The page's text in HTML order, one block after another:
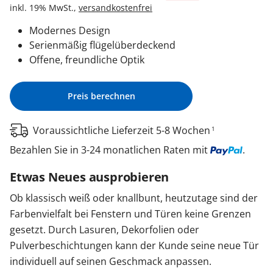
inkl. 19% MwSt., versandkostenfrei
Modernes Design
Serienmäßig flügelüberdeckend
Offene, freundliche Optik
Preis berechnen
Voraussichtliche Lieferzeit 5-8 Wochen 1
Bezahlen Sie in 3-24 monatlichen Raten mit .
Etwas Neues ausprobieren
Ob klassisch weiß oder knallbunt, heutzutage sind der
Farbenvielfalt bei Fenstern und Türen keine Grenzen
gesetzt. Durch Lasuren, Dekorfolien oder
Pulverbeschichtungen kann der Kunde seine neue Tür
individuell auf seinen Geschmack anpassen.